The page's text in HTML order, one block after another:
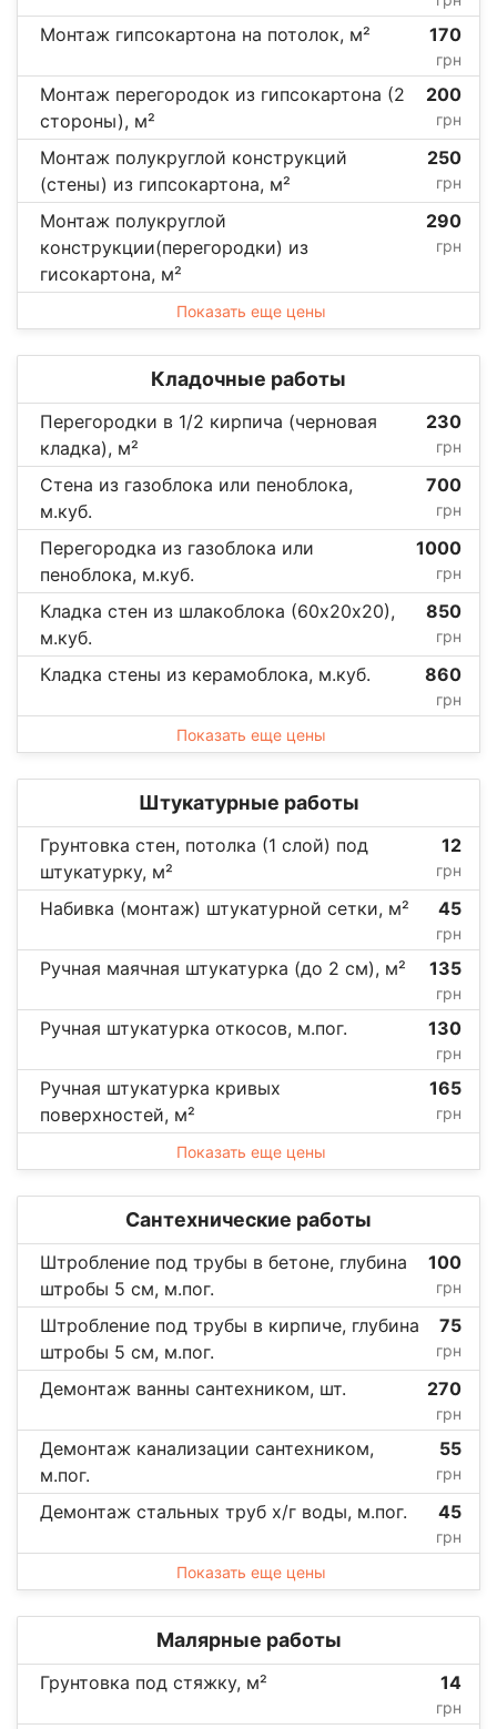
Монтаж гипсокартона на потолок, м² 170
грн
Монтаж перегородок из гипсокартона (2
стороны), м²
200
грн
Монтаж полукруглой конструкций
(стены) из гипсокартона, м²
250
грн
Монтаж полукруглой
конструкции(перегородки) из
гисокартона, м²
290
грн
Показать еще цены
Кладочные работы
Перегородки в 1/2 кирпича (черновая
кладка), м²
230
грн
Стена из газоблока или пеноблока,
м.куб.
700
грн
Перегородка из газоблока или
пеноблока, м.куб.
1000
грн
Кладка стен из шлакоблока (60х20х20),
м.куб.
850
грн
Кладка стены из керамоблока, м.куб. 860
грн
Показать еще цены
Штукатурные работы
Грунтовка стен, потолка (1 слой) под
штукатурку, м²
12
грн
Набивка (монтаж) штукатурной сетки, м² 45
грн
Ручная маячная штукатурка (до 2 см), м² 135
грн
Ручная штукатурка откосов, м.пог. 130
грн
Ручная штукатурка кривых
поверхностей, м²
165
грн
Показать еще цены
Сантехнические работы
Штробление под трубы в бетоне, глубина
штробы 5 см, м.пог.
100
грн
Штробление под трубы в кирпиче, глубина
штробы 5 см, м.пог.
75
грн
Демонтаж ванны сантехником, шт. 270
грн
Демонтаж канализации сантехником,
м.пог.
55
грн
Демонтаж стальных труб х/г воды, м.пог. 45
грн
Показать еще цены
Малярные работы
Грунтовка под стяжку, м² 14
грн